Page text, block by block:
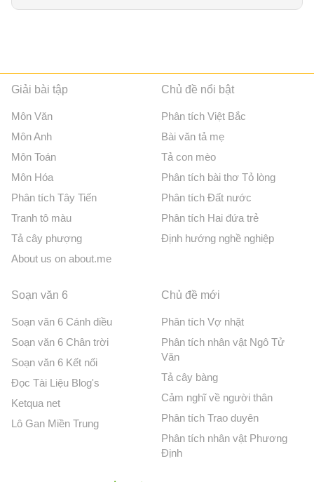
Giải bài tập
Môn Văn
Môn Anh
Môn Toán
Môn Hóa
Phân tích Tây Tiến
Tranh tô màu
Tả cây phượng
About us on about.me
Chủ đề nổi bật
Phân tích Việt Bắc
Bài văn tả mẹ
Tả con mèo
Phân tích bài thơ Tỏ lòng
Phân tích Đất nước
Phân tích Hai đứa trẻ
Định hướng nghề nghiệp
Soạn văn 6
Soạn văn 6 Cánh diều
Soạn văn 6 Chân trời
Soạn văn 6 Kết nối
Đọc Tài Liệu Blog's
Ketqua net
Lô Gan Miền Trung
Chủ đề mới
Phân tích Vợ nhặt
Phân tích nhân vật Ngô Tử
Văn
Tả cây bàng
Cảm nghĩ về người thân
Phân tích Trao duyên
Phân tích nhân vật Phương
Định